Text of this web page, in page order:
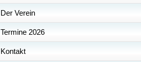
Der Verein
Termine 2026
Kontakt